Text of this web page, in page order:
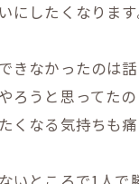
にしたくなります
できなかったのは
やろうと思ってた
くなる気持ちも痛